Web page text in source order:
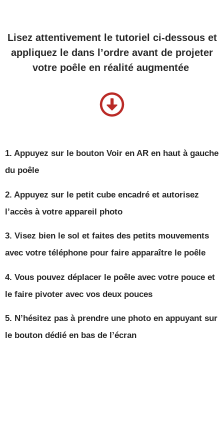
Lisez attentivement le tutoriel ci-dessous et
appliquez le dans l’ordre avant de projeter
votre poêle en réalité augmentée
1. Appuyez sur le bouton Voir en AR en haut à gauche
du poêle
2. Appuyez sur le petit cube encadré et autorisez
l’accès à votre appareil photo
3. Visez bien le sol et faites des petits mouvements
avec votre téléphone pour faire apparaître le poêle
4. Vous pouvez déplacer le poêle avec votre pouce et
le faire pivoter avec vos deux pouces
5. N’hésitez pas à prendre une photo en appuyant sur
le bouton dédié en bas de l’écran